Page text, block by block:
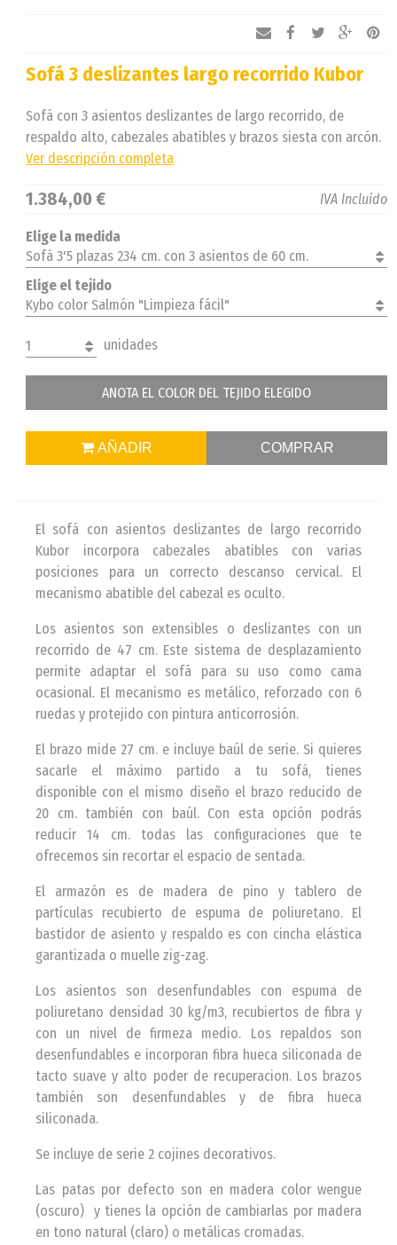
Sofá 3 deslizantes largo recorrido Kubor
Sofá con 3 asientos deslizantes de largo recorrido, de
respaldo alto, cabezales abatibles y brazos siesta con arcón.
Ver descripción completa
1.384,00 € IVA Incluido
Elige la medida
Sofá 3'5 plazas 234 cm. con 3 asientos de 60 cm.
Elige el tejido
Kybo color Salmón "Limpieza fácil"
1 unidades
ANOTA EL COLOR DEL TEJIDO ELEGIDO
AÑADIR COMPRAR
El sofá con asientos deslizantes de largo recorrido
Kubor incorpora cabezales abatibles con varias
posiciones para un correcto descanso cervical. El
mecanismo abatible del cabezal es oculto.
Los asientos son extensibles o deslizantes con un
recorrido de 47 cm. Este sistema de desplazamiento
permite adaptar el sofá para su uso como cama
ocasional. El mecanismo es metálico, reforzado con 6
ruedas y protejido con pintura anticorrosión.
El brazo mide 27 cm. e incluye baúl de serie. Si quieres
sacarle el máximo partido a tu sofá, tienes
disponible con el mismo diseño el brazo reducido de
20 cm. también con baúl. Con esta opción podrás
reducir 14 cm. todas las configuraciones que te
ofrecemos sin recortar el espacio de sentada.
El armazón es de madera de pino y tablero de
partículas recubierto de espuma de poliuretano. El
bastidor de asiento y respaldo es con cincha elástica
garantizada o muelle zig-zag.
Los asientos son desenfundables con espuma de
poliuretano densidad 30 kg/m3, recubiertos de fibra y
con un nivel de firmeza medio. Los repaldos son
desenfundables e incorporan fibra hueca siliconada de
tacto suave y alto poder de recuperacion. Los brazos
también son desenfundables y de fibra hueca
siliconada.
Se incluye de serie 2 cojines decorativos.
Las patas por defecto son en madera color wengue
(oscuro) y tienes la opción de cambiarlas por madera
en tono natural (claro) o metálicas cromadas.